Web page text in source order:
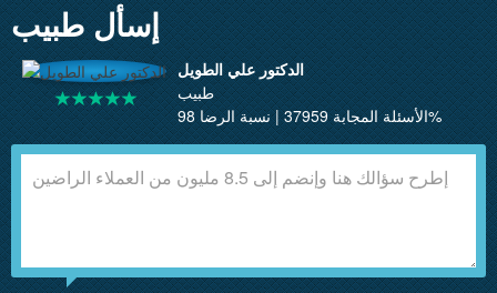
إسأل طبيب
الدكتور علي الطويل
طبيب
الأسئلة المجابة 37959 | نسبة الرضا 98%